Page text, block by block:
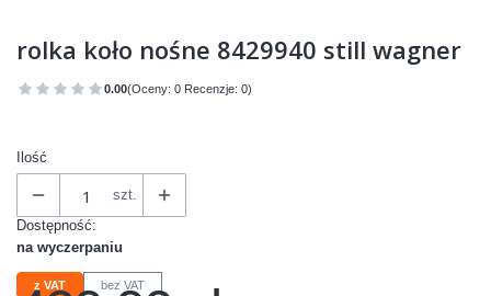
rolka koło nośne 8429940 still wagner
0.00(Oceny: 0 Recenzje: 0)
Przejdź do sekcji Opinie
Ilość
szt.
Dostępność:
na wyczerpaniu
z VAT bez VAT